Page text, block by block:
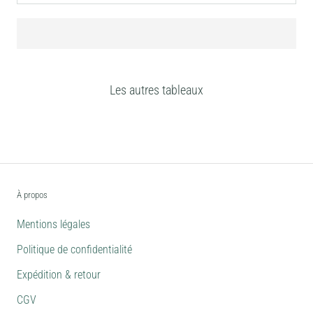
Les autres tableaux
À propos
Mentions légales
Politique de confidentialité
Expédition & retour
CGV